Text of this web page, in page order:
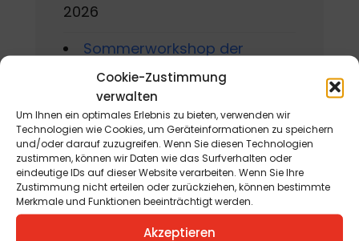
Cookie-Zustimmung
verwalten
Um Ihnen ein optimales Erlebnis zu bieten, verwenden wir
Technologien wie Cookies, um Geräteinformationen zu speichern
und/oder darauf zuzugreifen. Wenn Sie diesen Technologien
zustimmen, können wir Daten wie das Surfverhalten oder
eindeutige IDs auf dieser Website verarbeiten. Wenn Sie Ihre
Zustimmung nicht erteilen oder zurückziehen, können bestimmte
Merkmale und Funktionen beeinträchtigt werden.
Akzeptieren
2026
Sommerworkshop der
Kärntner Kindermalschule in St.
Andrä
am 10. August 2026 - 15. August
2026
Jahreskreisfest Schnitterin
„Kräuterbuschen“
am 12. August 2026